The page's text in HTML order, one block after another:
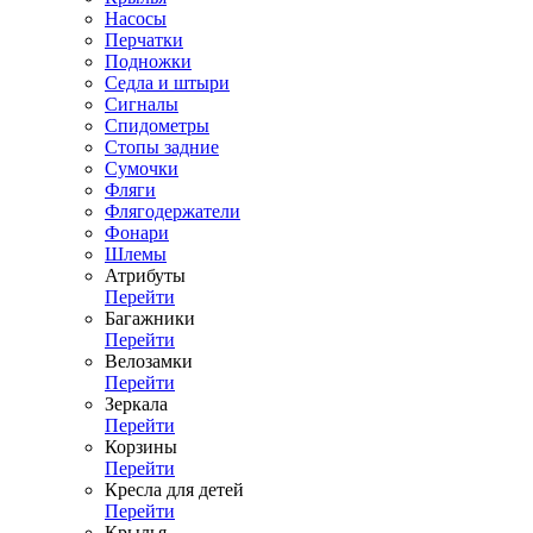
Насосы
Перчатки
Подножки
Седла и штыри
Сигналы
Спидометры
Стопы задние
Сумочки
Фляги
Флягодержатели
Фонари
Шлемы
Атрибуты
Перейти
Багажники
Перейти
Велозамки
Перейти
Зеркала
Перейти
Корзины
Перейти
Кресла для детей
Перейти